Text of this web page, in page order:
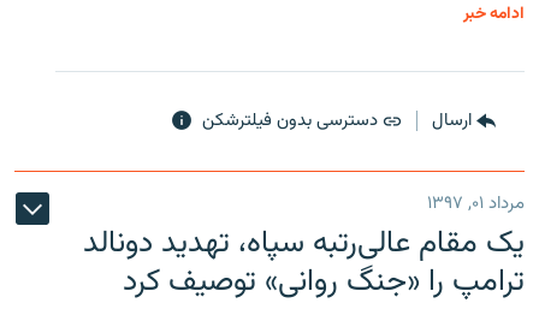
ادامه خبر
ارسال دسترسی بدون فیلترشکن
مرداد ۰۱, ۱۳۹۷
یک مقام عالی‌رتبه سپاه، تهدید دونالد
ترامپ را «جنگ روانی» توصیف کرد